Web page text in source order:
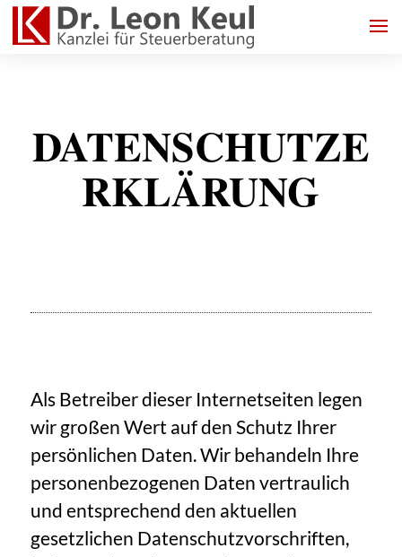
DATENSCHUTZE
RKLÄRUNG
Als Betreiber dieser Internetseiten legen
wir großen Wert auf den Schutz Ihrer
persönlichen Daten. Wir behandeln Ihre
personenbezogenen Daten vertraulich
und entsprechend den aktuellen
gesetzlichen Datenschutzvorschriften,